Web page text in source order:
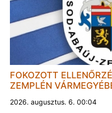
FOKOZOTT
ZEMPLÉN
2026. augusztus. 6. 00:04